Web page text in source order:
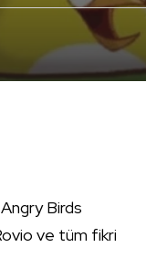
Birds
ve tüm fikri